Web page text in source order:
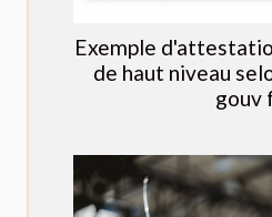
Exemple
de haut niveau
gouv